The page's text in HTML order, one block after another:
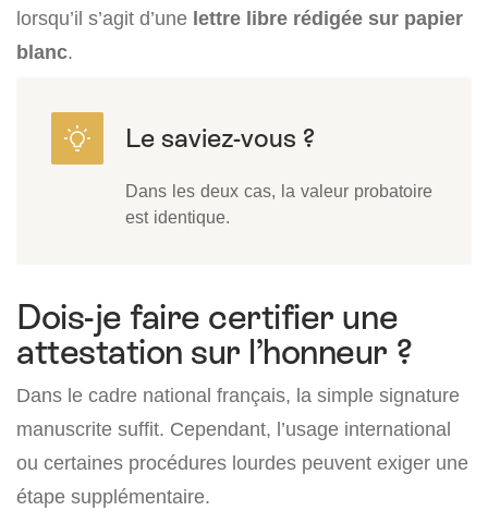
lorsqu’il s’agit d’une lettre libre rédigée sur papier
blanc.
Dans les deux cas, la valeur probatoire
est identique.
Dois-je faire certifier une
attestation sur l’honneur ?
Dans le cadre national français, la simple signature
manuscrite suffit. Cependant, l’usage international
ou certaines procédures lourdes peuvent exiger une
étape supplémentaire.